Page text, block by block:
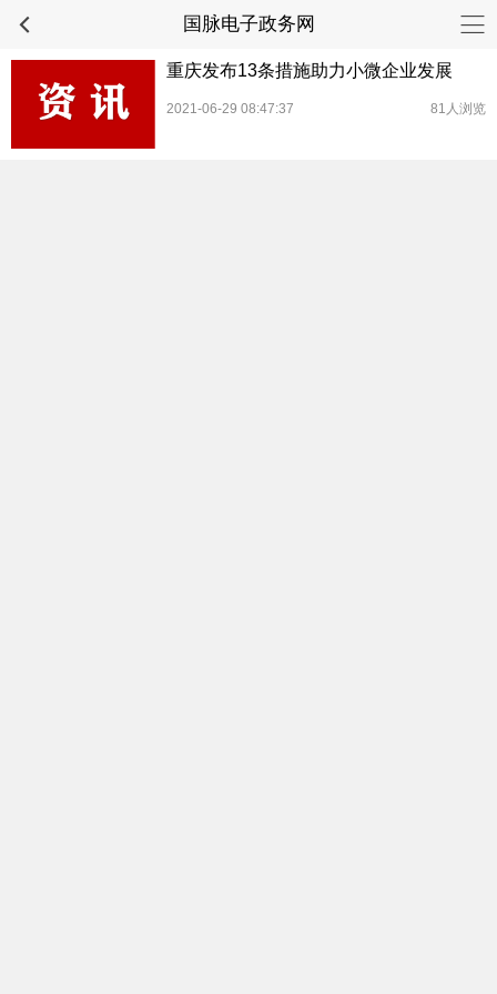
国脉电子政务网
重庆发布13条措施助力小微企业发展
2021-06-29 08:47:37 81人浏览